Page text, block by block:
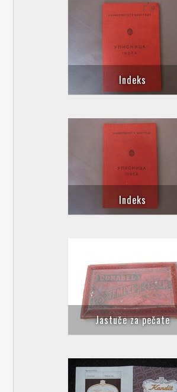
Indeks
Indeks
Jastuče za pečate